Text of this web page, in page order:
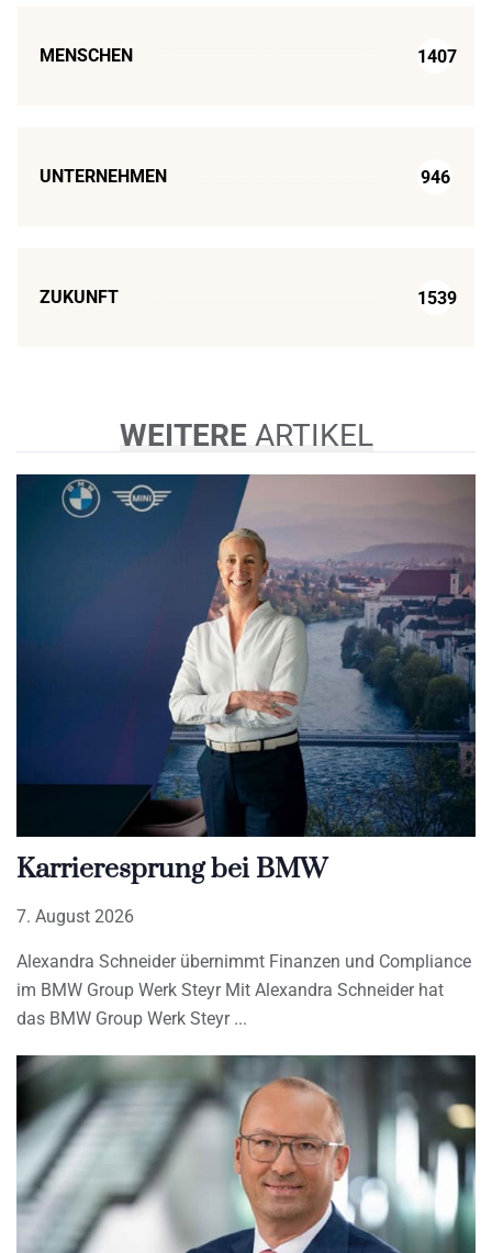
MENSCHEN 1407
UNTERNEHMEN 946
ZUKUNFT 1539
WEITEREARTIKEL
Karrieresprung bei BMW
7. August 2026
Alexandra Schneider übernimmt Finanzen und Compliance
im BMW Group Werk Steyr Mit Alexandra Schneider hat
das BMW Group Werk Steyr